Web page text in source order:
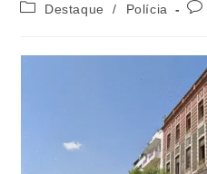
Destaque
/ Polícia